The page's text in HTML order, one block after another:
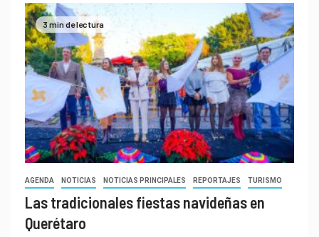
3 min de lectura
AGENDA NOTICIAS NOTICIAS PRINCIPALES REPORTAJES TURISMO
Las tradicionales fiestas navideñas en
Querétaro